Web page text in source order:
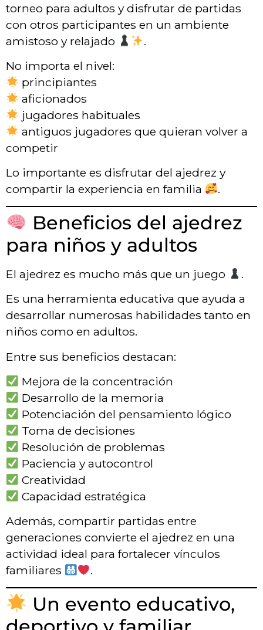
torneo para adultos y disfrutar de partidas
con otros participantes en un ambiente
amistoso y relajado
.
No importa el nivel:
principiantes
aficionados
jugadores habituales
antiguos jugadores que quieran volver a
competir
Lo importante es disfrutar del ajedrez y
compartir la experiencia en familia
.
Beneficios del ajedrez
para niños y adultos
El ajedrez es mucho más que un juego
.
Es una herramienta educativa que ayuda a
desarrollar numerosas habilidades tanto en
niños como en adultos.
Entre sus beneficios destacan:
Mejora de la concentración
Desarrollo de la memoria
Potenciación del pensamiento lógico
Toma de decisiones
Resolución de problemas
Paciencia y autocontrol
Creatividad
Capacidad estratégica
Además, compartir partidas entre
generaciones convierte el ajedrez en una
actividad ideal para fortalecer vínculos
familiares
.
Un evento educativo,